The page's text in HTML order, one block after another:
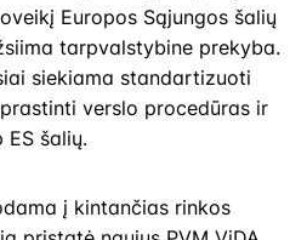
Europos Sąjungos šalių
tarpvalstybine prekyba.
siekiama standartizuoti
verslo procedūras ir
šalių.
į kintančias rinkos